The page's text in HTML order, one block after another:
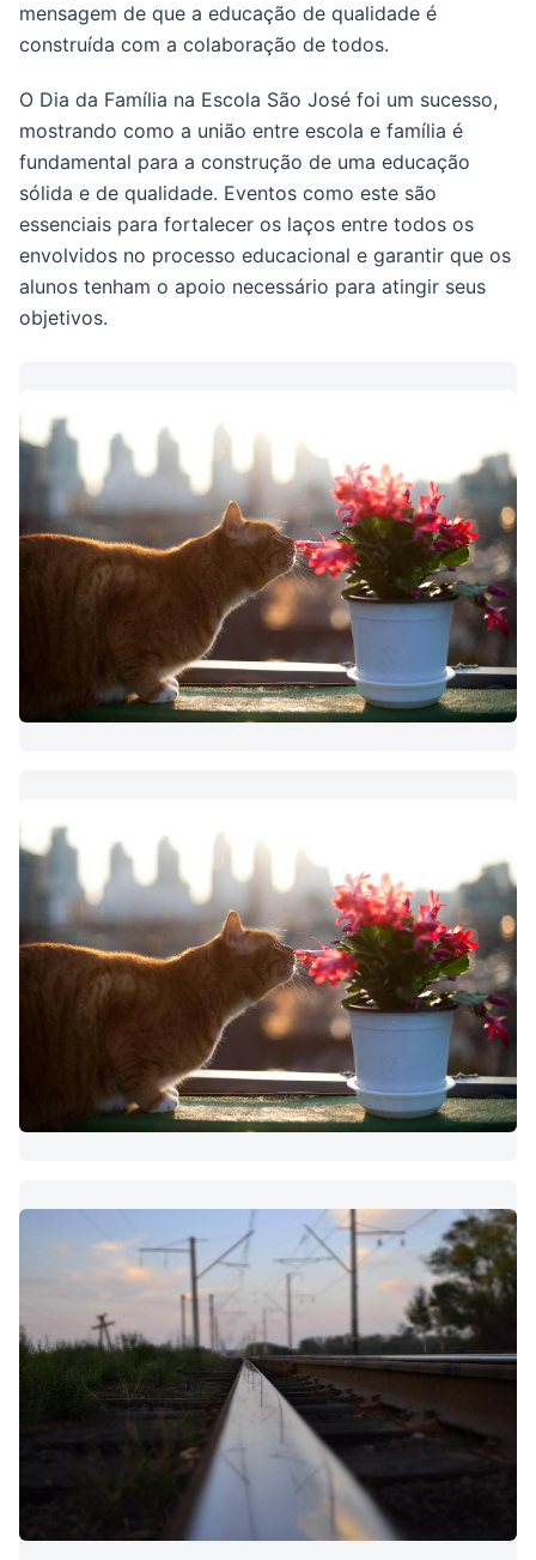
mensagem de que a educação de qualidade é
construída com a colaboração de todos.
O Dia da Família na Escola São José foi um sucesso,
mostrando como a união entre escola e família é
fundamental para a construção de uma educação
sólida e de qualidade. Eventos como este são
essenciais para fortalecer os laços entre todos os
envolvidos no processo educacional e garantir que os
alunos tenham o apoio necessário para atingir seus
objetivos.